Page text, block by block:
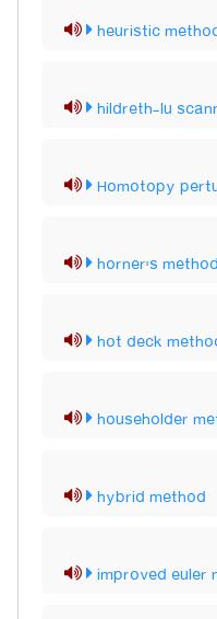
heuristic
hildreth-lu
Homotopy
horner's method
hot deck
householder
hybrid method
improved euler